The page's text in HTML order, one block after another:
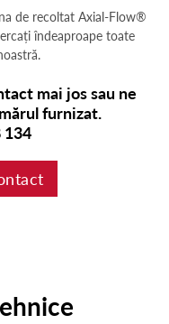
de recoltat Axial-Flow®
îndeaproape toate
mai jos sau ne
furnizat.
134